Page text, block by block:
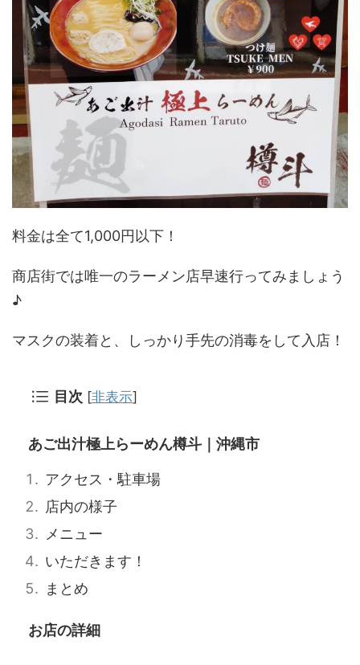
料金は全て1,000円以下！
商店街では唯一のラーメン店早速行ってみましょう
♪
マスクの装着と、しっかり手先の消毒をして入店！
目次 [非表示]
あご出汁極上らーめん樽斗｜沖縄市
アクセス・駐車場
店内の様子
メニュー
いただきます！
まとめ
お店の詳細